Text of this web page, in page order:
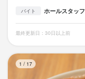
バイト ホールスタッフ
最終更新日：30日以上前
1 / 17